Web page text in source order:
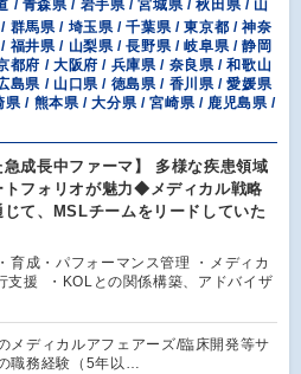
/ 青森県 / 岩手県 / 宮城県 / 秋田県 / 山
群馬県 / 埼玉県 / 千葉県 / 東京都 / 神奈
福井県 / 山梨県 / 長野県 / 岐阜県 / 静岡
都府 / 大阪府 / 兵庫県 / 奈良県 / 和歌山
島県 / 山口県 / 徳島県 / 香川県 / 愛媛県
/ 熊本県 / 大分県 / 宮崎県 / 鹿児島県 /
急成長中ファーマ】 多様な疾患領域
トフォリオが魅力◆メディカル戦略
て、MSLチームをリードしていた
育成・パフォーマンス管理 ・メディカ
支援 ・KOLとの関係構築、アドバイザ
メディカルアフェアーズ/臨床開発等サ
職務経験（5年以…